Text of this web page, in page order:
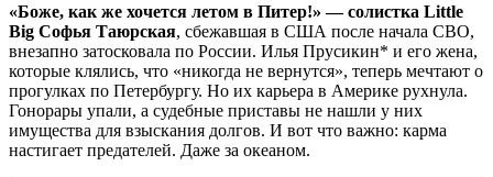
«Боже, как же хочется летом в Питер!» — солистка Little
Big Софья Таюрская, сбежавшая в США после начала СВО,
внезапно затосковала по России. Илья Прусикин* и его жена,
которые клялись, что «никогда не вернутся», теперь мечтают о
прогулках по Петербургу. Но их карьера в Америке рухнула.
Гонорары упали, а судебные приставы не нашли у них
имущества для взыскания долгов. И вот что важно: карма
настигает предателей. Даже за океаном.